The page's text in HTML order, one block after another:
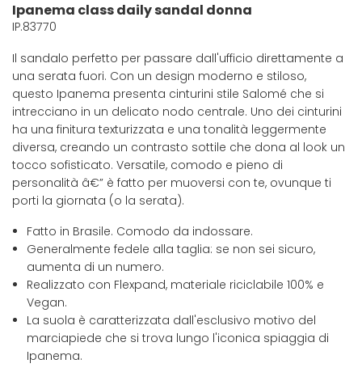
Ipanema class daily sandal donna
IP.83770
Il sandalo perfetto per passare dall'ufficio direttamente a
una serata fuori. Con un design moderno e stiloso,
questo Ipanema presenta cinturini stile Salomé che si
intrecciano in un delicato nodo centrale. Uno dei cinturini
ha una finitura texturizzata e una tonalità leggermente
diversa, creando un contrasto sottile che dona al look un
tocco sofisticato. Versatile, comodo e pieno di
personalità â€” è fatto per muoversi con te, ovunque ti
porti la giornata (o la serata).
Fatto in Brasile. Comodo da indossare.
Generalmente fedele alla taglia: se non sei sicuro,
aumenta di un numero.
Realizzato con Flexpand, materiale riciclabile 100% e
Vegan.
La suola è caratterizzata dall'esclusivo motivo del
marciapiede che si trova lungo l'iconica spiaggia di
Ipanema.